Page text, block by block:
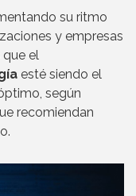
su ritmo
y empresas
el
esté siendo el
según
recomiendan